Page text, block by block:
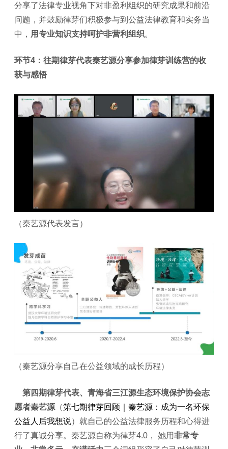
分享了法律专业视角下对非盈利组织的研究成果和前沿
问题，并鼓励律芽们积极参与到公益法律教育和实务当
中， 用专业知识支持呵护非营利组织。
环节4：往期律芽代表秦艺源分享参加律芽训练营的收
获与感悟
（秦艺源代表发言）
（秦艺源分享自己在公益领域的成长历程）
第四期律芽代表、青海省三江源生态环境保护协会志
愿者秦艺源 （第七期律芽回顾｜秦艺源：成为一名环保
公益人后我想说）就自己的公益法律服务历程和心得进
行了真诚分享。秦艺源自称为律芽4.0， 她用非常专